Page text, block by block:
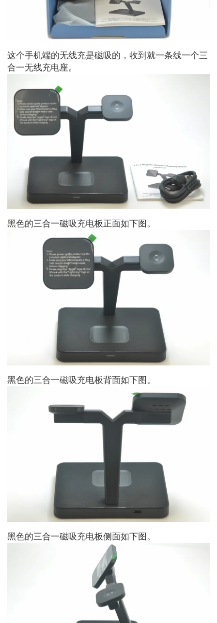
这个手机端的无线充是磁吸的，收到就一条线一个三
合一无线充电座。
黑色的三合一磁吸充电板正面如下图。
黑色的三合一磁吸充电板背面如下图。
黑色的三合一磁吸充电板侧面如下图。